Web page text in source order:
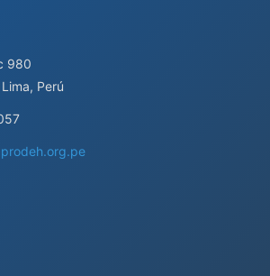
980
Perú